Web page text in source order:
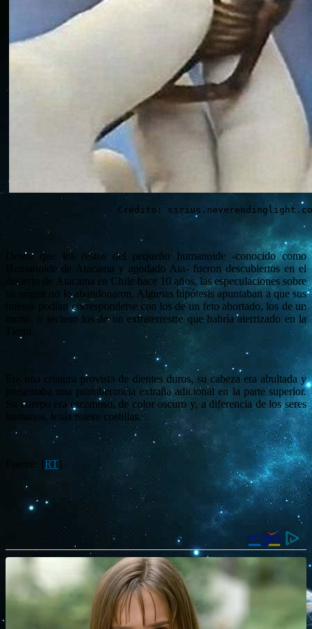
Crédito:
Desde que los restos del pequeño humanoide -conocido como
Humanoide de Atacama y apodado Ata- fueron descubiertos en el
desierto de Atacama en Chile hace 10 años, las especulaciones sobre
su orígen no lo abandonaron. Algunas hipótesis apuntaban a que sus
huesos podían corresponderse con los de un feto abortado, los de un
mono, o incluso los de un extraterrestre que habría aterrizado en la
Era una criatura provista de dientes duros, su cabeza era abultada y
presentaba una protuberancia extraña adicional en la parte superior.
Su cuerpo era escamoso, de color oscuro y, a diferencia de los seres
humanos, tenía nueve costillas.
Fuente: [ RT]